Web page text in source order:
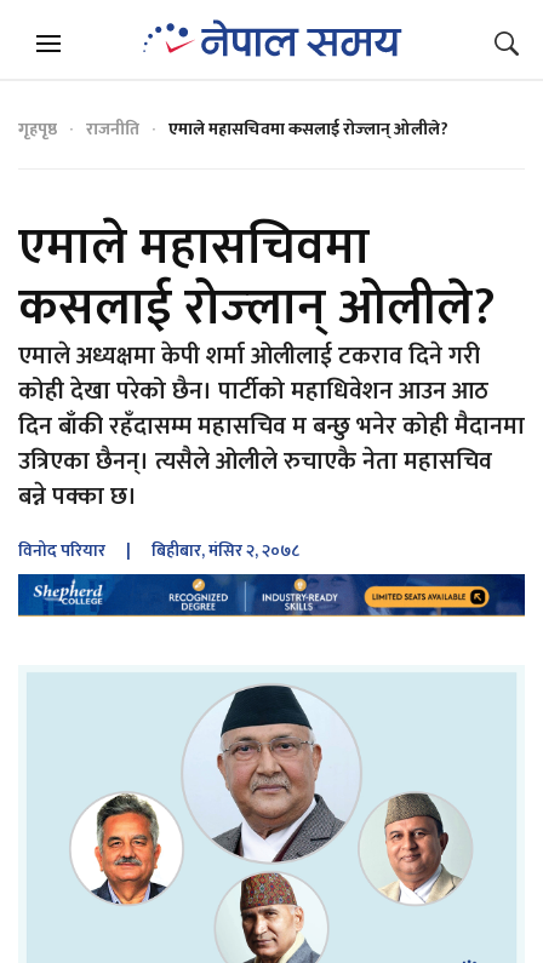
गृहपृष्ठ राजनीति एमाले महासचिवमा कसलाई रोज्लान् ओलीले?
एमाले महासचिवमा
कसलाई रोज्लान् ओलीले?
एमाले अध्यक्षमा केपी शर्मा ओलीलाई टकराव दिने गरी
कोही देखा परेको छैन। पार्टीको महाधिवेशन आउन आठ
दिन बाँकी रहँदासम्म महासचिव म बन्छु भनेर कोही मैदानमा
उत्रिएका छैनन्। त्यसैले ओलीले रुचाएकै नेता महासचिव
बन्ने पक्का छ।
विनोद परियार | बिहीबार, मंसिर २, २०७८